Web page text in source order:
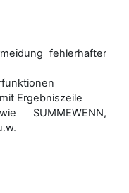
fehlerhafter
Ergebniszeile
SUMMEWENN,